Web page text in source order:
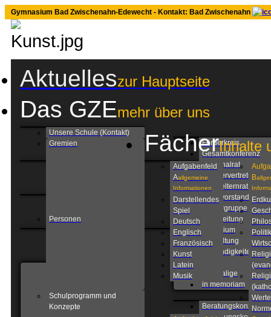
Gymnasium Bad Zwischenahn-Edewecht - Kontakt: Bad Zwischenahn
Aktuelleszur Hauptseite
Das GZEmehr über uns
Unsere Schule (Kontakt)
Gremien
Förderkreis
Gesamtkonferenz
Personalrat
Schülervertretung
Schulelternrat
Schulvorstand
Steuergruppe
Personen
Schulleitung
Kollegium
Verwaltung
Zuständigkeiten am
Ehemalige
in memoriam
Schulprogramm und
Konzepte
Beratungskonzept
FächerInhalte
Aufgabenfeld
Aallgemeine
Informationen
Darstellendes
Spiel
Deutsch
Englisch
Französisch
Kunst
Latein
Musik
B